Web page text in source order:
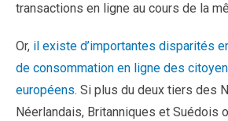
transactions en ligne au cours de la
Or, il existe d’importantes disparités
de consommation en ligne des
européens. Si plus du deux tiers des
Néerlandais, Britanniques et Suédois